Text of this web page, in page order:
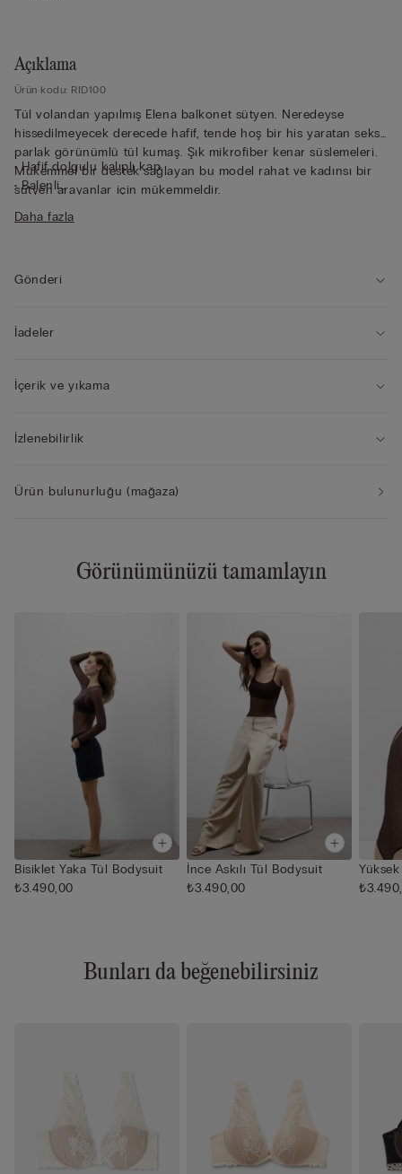
Açıklama
Ürün kodu: RID100
Tül volandan yapılmış Elena balkonet sütyen. Neredeyse
hissedilmeyecek derecede hafif, tende hoş bir his yaratan seksi
parlak görünümlü tül kumaş. Şık mikrofiber kenar süslemeleri.
Mükemmel bir destek sağlayan bu model rahat ve kadınsı bir
sütyen arayanlar için mükemmeldir.
• Hafif dolgulu kalıplı kap
• Balenli
• Arkadan ayarlanabilir omuz askısı
yapısı 4 beden kaptan itibaren değişir.
Daha fazla
Gönderi
İadeler
İçerik ve yıkama
İzlenebilirlik
Ürün bulunurluğu (mağaza)
Görünümünüzü tamamlayın
Bisiklet Yaka Tül Bodysuit
₺3.490,00
İnce Askılı Tül Bodysuit
₺3.490,00
Bunları da beğenebilirsiniz